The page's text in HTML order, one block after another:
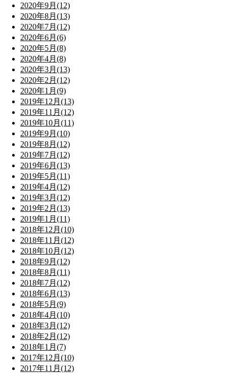
2020年9月(12)
2020年8月(13)
2020年7月(12)
2020年6月(6)
2020年5月(8)
2020年4月(8)
2020年3月(13)
2020年2月(12)
2020年1月(9)
2019年12月(13)
2019年11月(12)
2019年10月(11)
2019年9月(10)
2019年8月(12)
2019年7月(12)
2019年6月(13)
2019年5月(11)
2019年4月(12)
2019年3月(12)
2019年2月(13)
2019年1月(11)
2018年12月(10)
2018年11月(12)
2018年10月(12)
2018年9月(12)
2018年8月(11)
2018年7月(12)
2018年6月(13)
2018年5月(9)
2018年4月(10)
2018年3月(12)
2018年2月(12)
2018年1月(7)
2017年12月(10)
2017年11月(12)